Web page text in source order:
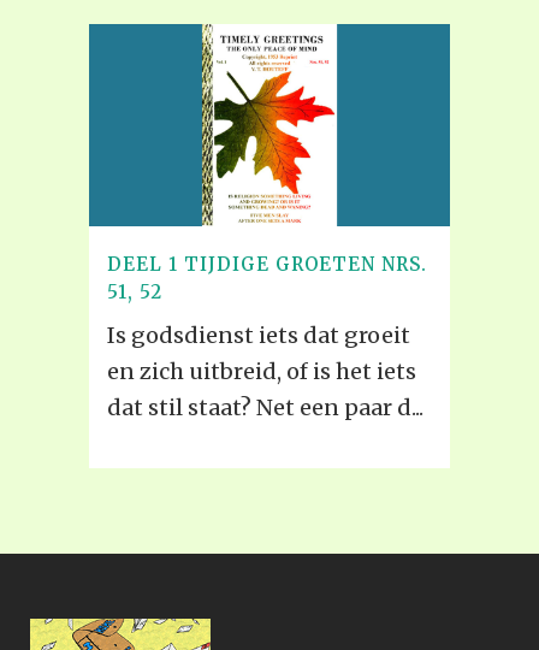
DEEL 1 TIJDIGE GROETEN NRS.
51, 52
Is godsdienst iets dat groeit
en zich uitbreid, of is het iets
dat stil staat? Net een paar d...